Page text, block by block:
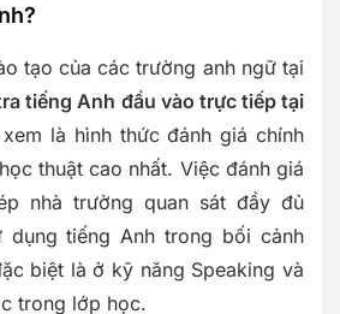
tạo của các trường anh ngữ tại
tiếng Anh đầu vào trực tiếp tại
là hình thức đánh giá chính
thuật cao nhất. Việc đánh giá
nhà trường quan sát đầy đủ
dụng tiếng Anh trong bối cảnh
biệt là ở kỹ năng Speaking và
trong lớp học.